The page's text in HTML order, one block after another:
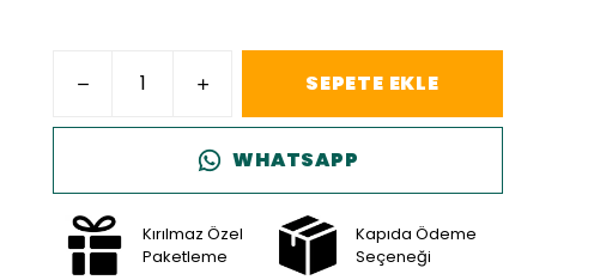
SEPETE EKLE
WHATSAPP
Kırılmaz Özel
Paketleme
Kapıda Ödeme
Seçeneği